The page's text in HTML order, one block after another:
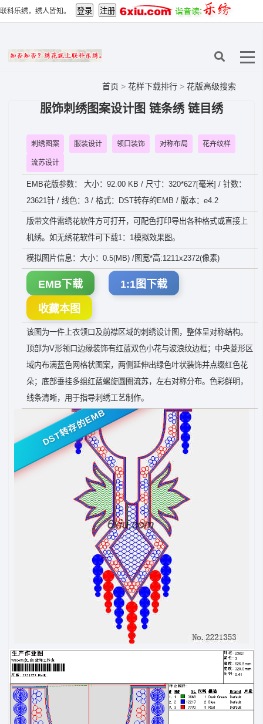
联科乐绣，绣人皆知。
首页 > 花样下载排行 > 花版高级搜索
服饰刺绣图案设计图 链条绣 链目绣
刺绣图案 服装设计 领口装饰 对称布局 花卉纹样
流苏设计
EMB花版参数： 大小：92.00 KB / 尺寸：320*627[毫米] / 针数：
23621针 / 线色：3 / 格式：DST转存的EMB / 版本：e4.2
版带文件需绣花软件方可打开，可配色打印导出各种格式或直接上
机绣。如无绣花软件可下载1：1模拟效果图。
模拟图片信息：大小：0.5(MB) /图宽*高:1211x2372(像素)
EMB下载 1:1图下载
收藏本图
该图为一件上衣领口及前襟区域的刺绣设计图，整体呈对称结构。
顶部为V形领口边缘装饰有红蓝双色小花与波浪纹边框；中央菱形区
域内布满蓝色网格状图案，两侧延伸出绿色叶状装饰并点缀红色花
朵；底部垂挂多组红蓝螺旋圆圈流苏，左右对称分布。色彩鲜明，
线条清晰，用于指导刺绣工艺制作。
DST转存的EMB